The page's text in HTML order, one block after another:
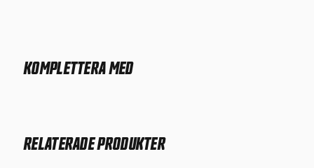
KOMPLETTERA MED
RELATERADE PRODUKTER